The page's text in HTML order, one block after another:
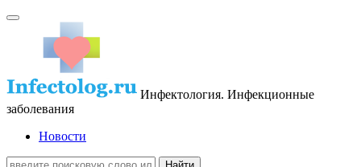
Инфектология. Инфекционные
заболевания
Новости